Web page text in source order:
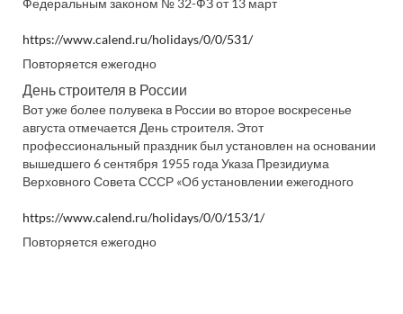
Федеральным законом № 32-ФЗ от 13 март
https://www.calend.ru/holidays/0/0/531/
Повторяется ежегодно
День строителя в России
Вот уже более полувека в России во второе воскресенье
августа отмечается День строителя. Этот
профессиональный праздник был установлен на основании
вышедшего 6 сентября 1955 года Указа Президиума
Верховного Совета СССР «Об установлении ежегодного
https://www.calend.ru/holidays/0/0/153/1/
Повторяется ежегодно